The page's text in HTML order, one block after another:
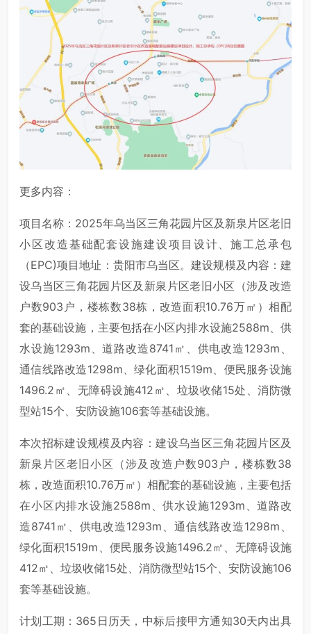
更多内容：
项目名称：2025年乌当区三角花园片区及新泉片区老旧
小区改造基础配套设施建设项目设计、施工总承包
（EPC)项目地址：贵阳市乌当区。建设规模及内容：建
设乌当区三角花园片区及新泉片区老旧小区（涉及改造
户数903户，楼栋数38栋，改造面积10.76万㎡）相配
套的基础设施，主要包括在小区内排水设施2588m、供
水设施1293m、道路改造8741㎡、供电改造1293m、
通信线路改造1298m、绿化面积1519m、便民服务设施
1496.2㎡、无障碍设施412㎡、垃圾收储15处、消防微
型站15个、安防设施106套等基础设施。
本次招标建设规模及内容：建设乌当区三角花园片区及
新泉片区老旧小区（涉及改造户数903户，楼栋数38
栋，改造面积10.76万㎡）相配套的基础设施，主要包括
在小区内排水设施2588m、供水设施1293m、道路改
造8741㎡、供电改造1293m、通信线路改造1298m、
绿化面积1519m、便民服务设施1496.2㎡、无障碍设施
412㎡、垃圾收储15处、消防微型站15个、安防设施106
套等基础设施。
计划工期：365日历天，中标后接甲方通知30天内出具